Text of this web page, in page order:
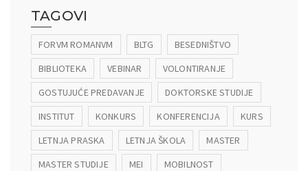
TAGOVI
FORVM ROMANVM BLTG
BESEDNIŠTVO
BIBLIOTEKA
VEBINAR
VOLONTIRANJE
GOSTUJUĆE PREDAVANJE
DOKTORSKE STUDIJE
INSTITUT
KONKURS KONFERENCIJA
KURS
LETNJA PRASKA
LETNJA ŠKOLA
MASTER
MASTER STUDIJE
MEI
MOBILNOST